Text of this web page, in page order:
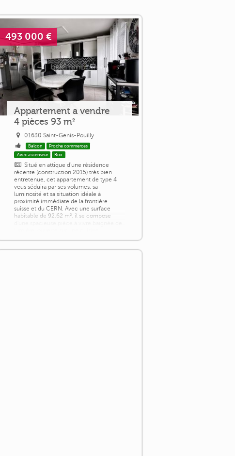
493 000 €
Appartement a vendre
4 pièces 93 m²
01630 Saint-Genis-Pouilly
Balcon
Proche commerces
Avec ascenseur
Box
Situé en attique d'une résidence
récente (construction 2015) très bien
entretenue, cet appartement de type 4
vous séduira par ses volumes, sa
luminosité et sa situation idéale à
proximité immédiate de la frontière
suisse et du CERN. Avec une surface
habitable de 92,62 m², il se compose